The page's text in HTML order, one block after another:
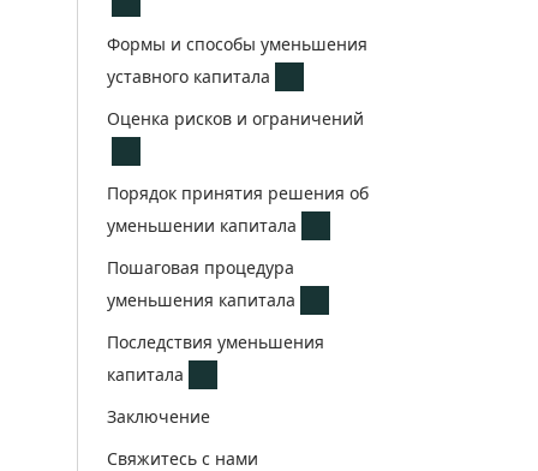
Формы и способы уменьшения
уставного капитала
Оценка рисков и ограничений
Порядок принятия решения об
уменьшении капитала
Пошаговая процедура
уменьшения капитала
Последствия уменьшения
капитала
Заключение
Свяжитесь с нами